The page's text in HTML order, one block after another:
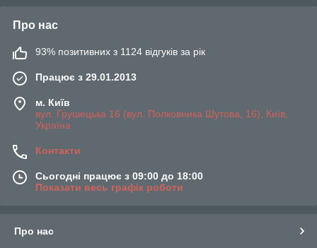
Про нас
93% позитивних з 1124 відгуків за рік
Працює з 29.01.2013
м. Київ
вул. Грушецька 16 (вул. Полковника Шутова, 16), Київ,
Україна
Контакти
Сьогодні працює з 09:00 до 18:00
Показати весь графік роботи
Про нас